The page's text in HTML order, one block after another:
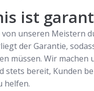
ist
unseren Meistern
der Garantie,
müssen. Wir machen
stets bereit, Kunden
helfen.